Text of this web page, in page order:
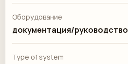
Оборудование
документация/руководство
Type of system